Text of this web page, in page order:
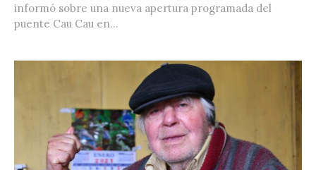
informó sobre una nueva apertura programada del
puente Cau Cau en...